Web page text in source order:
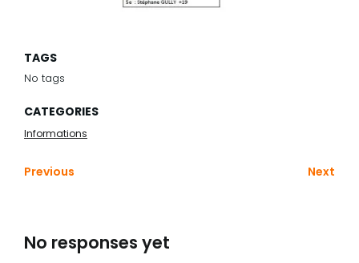
TAGS
No tags
CATEGORIES
Informations
Previous Next
No responses yet